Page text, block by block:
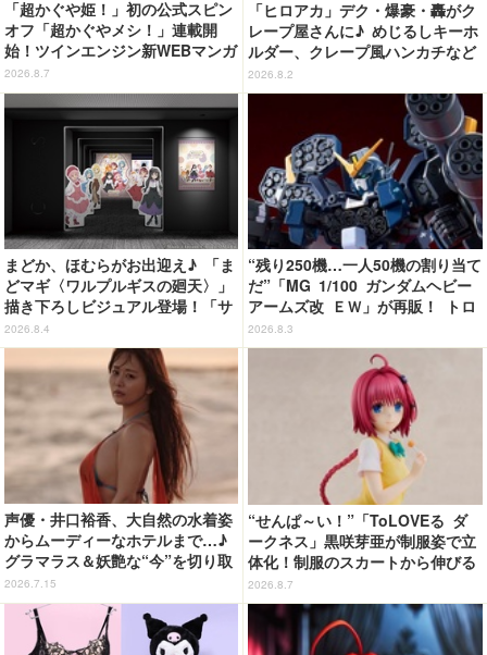
「超かぐや姫！」初の公式スピン
オフ「超かぐやメシ！」連載開
始！ツインエンジン新WEBマンガ
レーベル「ビビビコミック」創刊
2026.8.7
「ヒロアカ」デク・爆豪・轟がク
レープ屋さんに♪ めじるしキーホ
ルダー、クレープ風ハンカチなど
限定グッズ＆コラボクレープが登
場
2026.8.2
まどか、ほむらがお出迎え♪ 「ま
どマギ〈ワルプルギスの廻天〉」
描き下ろしビジュアル登場！「サ
ンシャインシティプリンスホテ
ル」コラボ開催
2026.8.4
“残り250機…一人50機の割り当て
だ”「MG 1/100 ガンダムヘビー
アームズ改 ＥＷ」が再販！ トロ
ワを象徴するピエロマスクも付属
2026.8.3
声優・井口裕香、大自然の水着姿
からムーディーなホテルまで…♪
グラマラス＆妖艶な“今”を切り取
り！3冊目写真集が発売中
2026.7.15
“せんぱ～い！”「ToLOVEる ダ
ークネス」黒咲芽亜が制服姿で立
体化！制服のスカートから伸びる
下半身のプロポーションの再現が
アツい！
2026.8.7